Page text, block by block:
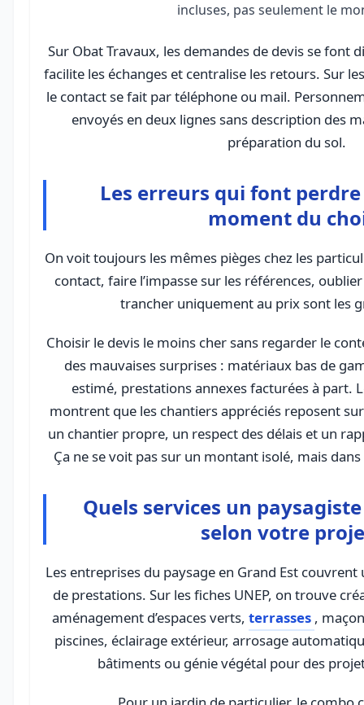
incluses, pas seulement le
Sur Obat Travaux, les demandes de devis se font
facilite les échanges et centralise les retours. Sur
le contact se fait par téléphone ou mail.
envoyés en deux lignes sans description des
préparation du sol.
Les erreurs qui font
moment du
On voit toujours les mêmes pièges chez les
contact, faire l’impasse sur les références,
trancher uniquement au prix sont les
Choisir le devis le moins cher sans regarder le
des mauvaises surprises : matériaux bas de
estimé, prestations annexes facturées à part.
montrent que les chantiers appréciés reposent
un chantier propre, un respect des délais et un
Ça ne se voit pas sur un montant isolé, mais
Quels services un
selon votre
Les entreprises du paysage en Grand Est
de prestations. Sur les fiches UNEP, on trouve
aménagement d’espaces verts, terrasses ,
piscines, éclairage extérieur, arrosage
bâtiments ou génie végétal pour des